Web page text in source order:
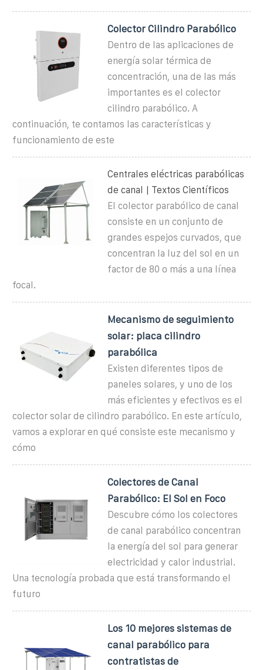
Colector Cilindro Parabólico
Dentro de las aplicaciones de
energía solar térmica de
concentración, una de las más
importantes es el colector
cilindro parabólico. A
continuación, te contamos las características y
funcionamiento de este
Centrales eléctricas parabólicas
de canal | Textos Científicos
El colector parabólico de canal
consiste en un conjunto de
grandes espejos curvados, que
concentran la luz del sol en un
factor de 80 o más a una línea
focal.
Mecanismo de seguimiento
solar: placa cilindro
parabólica
Existen diferentes tipos de
paneles solares, y uno de los
más eficientes y efectivos es el
colector solar de cilindro parabólico. En este artículo,
vamos a explorar en qué consiste este mecanismo y
cómo
Colectores de Canal
Parabólico: El Sol en Foco
Descubre cómo los colectores
de canal parabólico concentran
la energía del sol para generar
electricidad y calor industrial.
Una tecnología probada que está transformando el
futuro
Los 10 mejores sistemas de
canal parabólico para
contratistas de